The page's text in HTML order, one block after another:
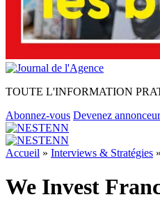
TOUTE L'INFORMATION
Abonnez-vous Devenez annonceur
Accueil » Interviews & Stratégies »
We Invest